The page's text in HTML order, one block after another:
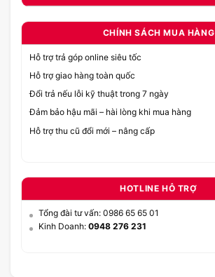
CHÍNH SÁCH MUA HÀNG
Hỗ trợ trả góp online siêu tốc
Hỗ trợ giao hàng toàn quốc
Đổi trả nếu lỗi kỹ thuật trong 7 ngày
Đảm bảo hậu mãi – hài lòng khi mua hàng
Hỗ trợ thu cũ đổi mới – nâng cấp
HOTLINE HỖ TRỢ
Tổng đài tư vấn: 0986 65 65 01
Kinh Doanh: 0948 276 231